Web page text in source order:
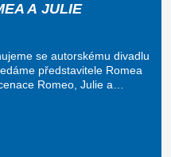
A JULIE
se autorskému divadlu
představitele Romea
Romeo, Julie a…